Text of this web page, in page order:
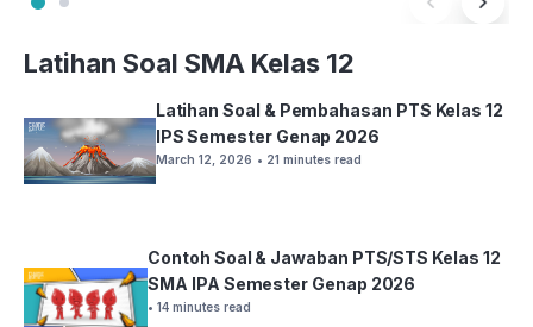
Latihan Soal SMA Kelas 12
Latihan Soal & Pembahasan PTS Kelas 12
IPS Semester Genap 2026
March 12, 2026 • 21 minutes read
Contoh Soal & Jawaban PTS/STS Kelas 12
SMA IPA Semester Genap 2026
• 14 minutes read